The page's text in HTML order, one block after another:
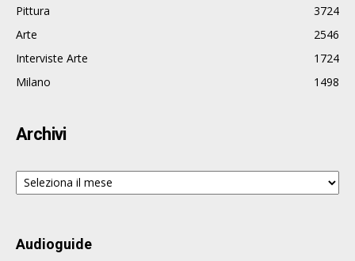
Pittura
3724
Arte
2546
Interviste Arte
1724
Milano
1498
Archivi
Archivi
Audioguide